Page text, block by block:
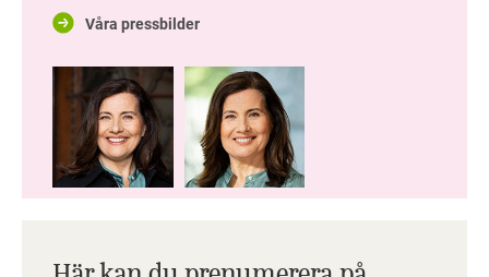
Våra pressbilder